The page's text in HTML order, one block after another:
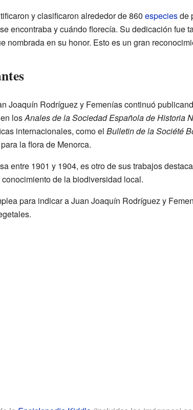
y clasificaron alrededor de 860 especiesde
encontraba y cuándo florecía. Su dedicación fue
nombrada en su honor. Esto es un gran
Joaquín Rodríguez y Femenías continuó
losAnales de la Sociedad Española de Historia
internacionales, como el Bulletin de la Société
la flora de Menorca.
entre 1901 y 1904, es otro de sus trabajos
de la biodiversidad local.
para indicar a Juan Joaquín Rodríguez y